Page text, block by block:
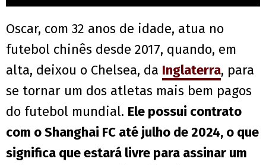
Oscar, com 32 anos de idade, atua no
futebol chinês desde 2017, quando, em
alta, deixou o Chelsea, da Inglaterra, para
se tornar um dos atletas mais bem pagos
do futebol mundial. Ele possui contrato
com o Shanghai FC até julho de 2024, o que
significa que estará livre para assinar um